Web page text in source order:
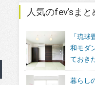
人気のfev’sまと
「琉球
和モダ
ておき
暮らし